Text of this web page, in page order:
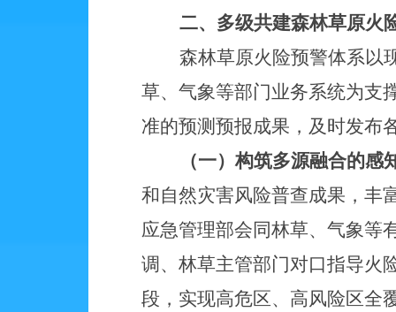
二、多级共建森林草原火
森林草原火险预警体系以
草、气象等部门业务系统为支
准的预测预报成果，及时发布
（一）构筑多源融合的感
和自然灾害风险普查成果，丰
应急管理部会同林草、气象等
调、林草主管部门对口指导火
段，实现高危区、高风险区全